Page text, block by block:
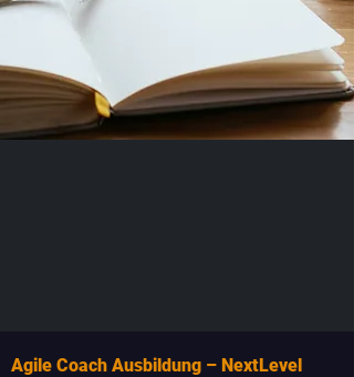
Agile Coach Ausbildung – NextLevel